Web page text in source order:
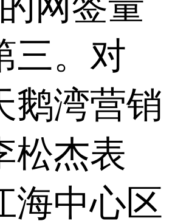
三。对
鹅湾营销
松杰表
海中心区